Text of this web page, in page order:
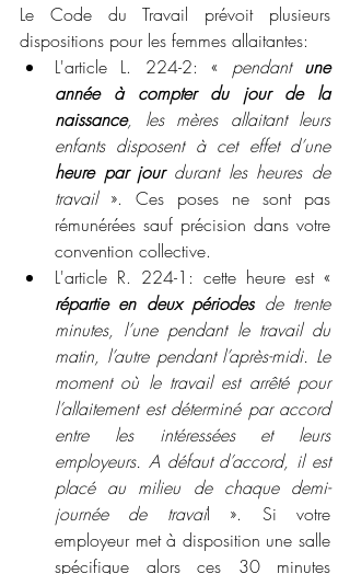
Le Code du Travail prévoit plusieurs
dispositions pour les femmes allaitantes:
L'article L. 224-2: « pendant une
année à compter du jour de la
naissance, les mères allaitant leurs
enfants disposent à cet effet d’une
heure par jour durant les heures de
travail ». Ces poses ne sont pas
rémunérées sauf précision dans votre
convention collective.
répartie en deux périodes de trente
minutes, l’une pendant le travail du
matin, l’autre pendant l’après-midi. Le
moment où le travail est arrêté pour
l’allaitement est déterminé par accord
entre les intéressées et leurs
employeurs. A défaut d’accord, il est
placé au milieu de chaque demi-
journée de travail ». Si votre
employeur met à disposition une salle
spécifique alors ces 30 minutes